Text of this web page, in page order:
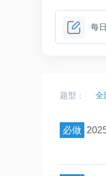
每
题型： 全
必做